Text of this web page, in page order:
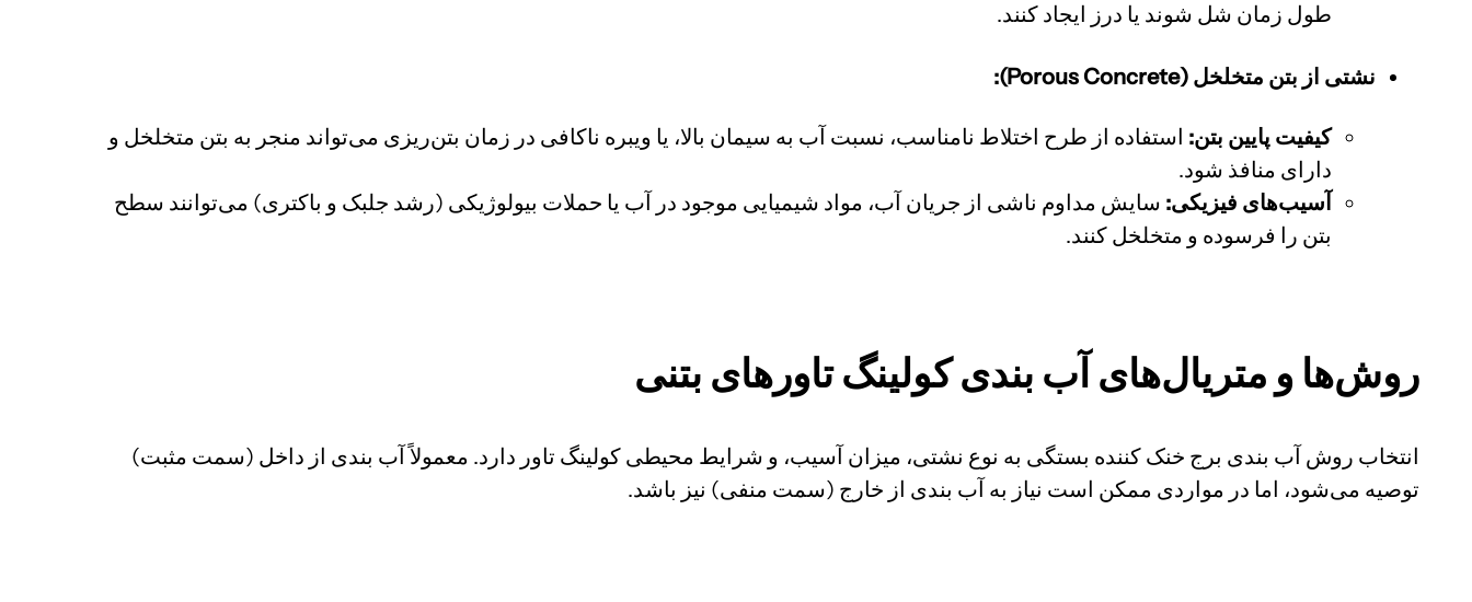
طول زمان شل شوند یا درز ایجاد کنند.
نشتی از بتن متخلخل (Porous Concrete):
کیفیت پایین بتن: استفاده از طرح اختلاط نامناسب، نسبت آب به سیمان بالا، یا ویبره ناکافی در زمان بتن‌ریزی می‌تواند منجر به بتن متخلخل و
دارای منافذ شود.
آسیب‌های فیزیکی: سایش مداوم ناشی از جریان آب، مواد شیمیایی موجود در آب یا حملات بیولوژیکی (رشد جلبک و باکتری) می‌توانند سطح
بتن را فرسوده و متخلخل کنند.
روش‌ها و متریال‌های آب بندی کولینگ تاورهای بتنی
انتخاب روش آب بندی برج خنک کننده بستگی به نوع نشتی، میزان آسیب، و شرایط محیطی کولینگ تاور دارد. معمولاً آب بندی از داخل (سمت مثبت)
توصیه می‌شود، اما در مواردی ممکن است نیاز به آب بندی از خارج (سمت منفی) نیز باشد.